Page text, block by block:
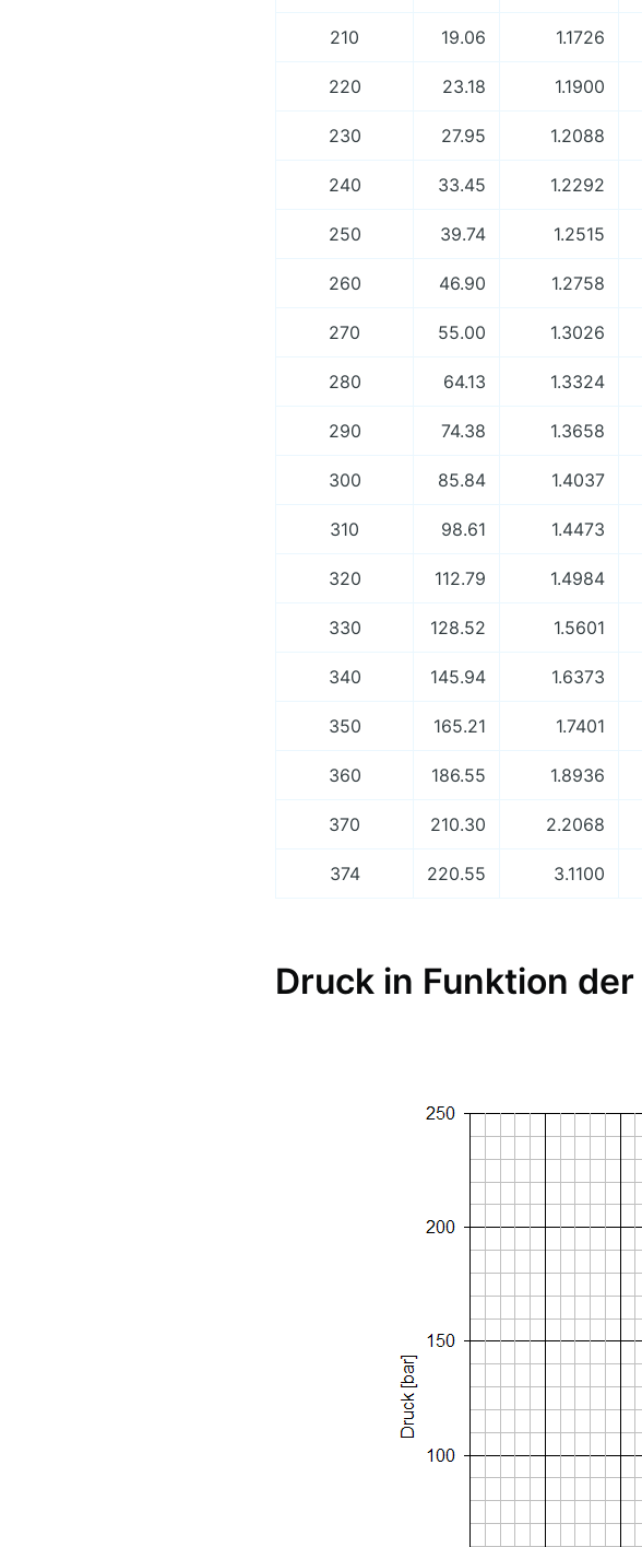
210 19.06 1.1726
220 23.18 1.1900
230 27.95 1.2088
240 33.45 1.2292
250 39.74 1.2515
260 46.90 1.2758
270 55.00 1.3026
280 64.13 1.3324
290 74.38 1.3658
300 85.84 1.4037
310 98.61 1.4473
320 112.79 1.4984
330 128.52 1.5601
340 145.94 1.6373
350 165.21 1.7401
360 186.55 1.8936
370 210.30 2.2068
374 220.55 3.1100
Druck in Funktion